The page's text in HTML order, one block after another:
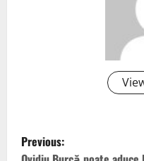
P
Previous: